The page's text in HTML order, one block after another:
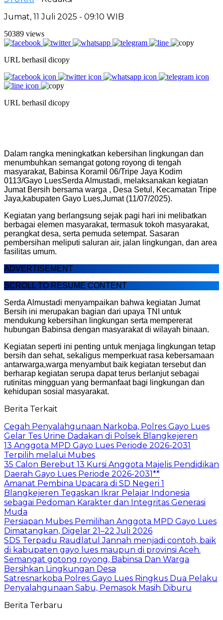
Jumat, 11 Juli 2025 - 09:10 WIB
50389 views
URL berhasil dicopy
URL berhasil dicopy
Dalam rangka meningkatkan kebersihan lingkungan dan
menumbuhkan semangat gotong royong di tengah
masyarakat, Babinsa Koramil 06/Tripe Jaya Kodim
0113/Gayo LuesSerda Almustadi, melaksanakan kegiatan
Jumat Bersih bersama warga , Desa Setul, Kecamatan Tripe
Jaya,kabupaten Gayo Lues,Jumat (11/07/2025).
Kegiatan yang berlangsung sejak pagi hari ini melibatkan
berbagai elemen masyarakat, termasuk tokoh masyarakat,
perangkat desa, serta pemuda setempat. Sasaran
pembersihan meliputi saluran air, jalan lingkungan, dan area
fasilitas umum.
ADVERTISEMENT
SCROLL TO RESUME CONTENT
Serda Almustadi menyampaikan bahwa kegiatan Jumat
Bersih ini merupakan bagian dari upaya TNI untuk
mendukung kebersihan lingkungan serta mempererat
hubungan Babinsa dengan masyarakat di wilayah binaan.
Kegiatan seperti ini penting untuk menjaga lingkungan tetap
bersih dan sehat, sekaligus memperkuat rasa kebersamaan
antarwarga,warga menyambut baik kegiatan tersebut dan
berharap kegiatan serupa dapat terus berlanjut sebagai
rutinitas mingguan yang bermanfaat bagi lingkungan dan
kehidupan sosial masyarakat.
Berita Terkait
Cegah Penyalahgunaan Narkoba, Polres Gayo Lues
Gelar Tes Urine Dadakan di Polsek Blangkejeren
13 Anggota MPD Gayo Lues Periode 2026-2031
Terpilih melalui Mubes
35 Calon Berebut 13 Kursi Anggota Majelis Pendidikan
Daerah Gayo Lues Periode 2026-2031**
Amanat Pembina Upacara di SD Negeri 1
Blangkejeren Tegaskan Ikrar Pelajar Indonesia
sebagai Pedoman Karakter dan Integritas Generasi
Muda
Persiapan Mubes Pemilihan Anggota MPD Gayo Lues
Dimatangkan, Digelar 21–22 Juli 2026
SDS Terpadu Raudlatul Jannah menjadi contoh, baik
di kabupaten gayo lues maupun di provinsi Aceh.
Semangat gotong royong, Babinsa Dan Warga
Bersihkan Lingkungan Desa
Satresnarkoba Polres Gayo Lues Ringkus Dua Pelaku
Penyalahgunaan Sabu, Pemasok Masih Diburu
Berita Terbaru